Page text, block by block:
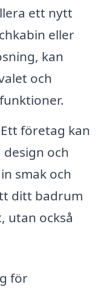
ett nytt
eller
kan
och
Ett företag kan
och
smak och
ditt badrum
utan också
för